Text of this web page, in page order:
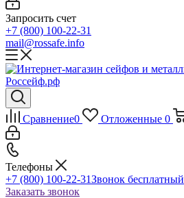
Запросить счет
+7 (800) 100-22-31
mail@rossafe.info
Сравнение0 Отложенные 0
Телефоны
+7 (800) 100-22-31Звонок бесплатный
Заказать звонок